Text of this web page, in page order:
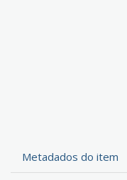
Metadados do item